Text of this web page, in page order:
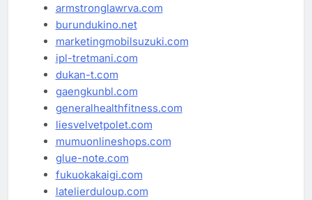
armstronglawrva.com
burundukino.net
marketingmobilsuzuki.com
ipl-tretmani.com
dukan-t.com
gaengkunbl.com
generalhealthfitness.com
liesvelvetpolet.com
mumuonlineshops.com
glue-note.com
fukuokakaigi.com
latelierduloup.com